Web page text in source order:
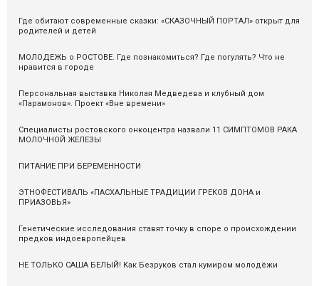
Где обитают современные сказки: «СКАЗОЧНЫЙ ПОРТАЛ» открыт для
родителей и детей
МОЛОДЕЖЬ о РОСТОВЕ. Где познакомиться? Где погулять? Что не
нравится в городе
Персональная выставка Николая Медведева и клубный дом
«Парамонов». Проект «Вне времени»
Специалисты ростовского онкоцентра назвали 11 СИМПТОМОВ РАКА
МОЛОЧНОЙ ЖЕЛЕЗЫ
ПИТАНИЕ ПРИ БЕРЕМЕННОСТИ
ЭТНОФЕСТИВАЛЬ «ПАСХАЛЬНЫЕ ТРАДИЦИИ ГРЕКОВ ДОНА и
ПРИАЗОВЬЯ»
Генетические исследования ставят точку в споре о происхождении
предков индоевропейцев
НЕ ТОЛЬКО САША БЕЛЫЙ! Как Безруков стал кумиром молодёжи